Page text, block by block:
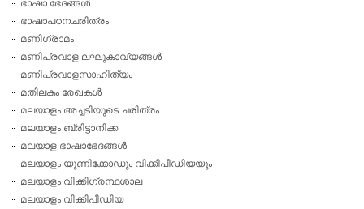
ഭാഷാ ഭേദങ്ങള്‍
ഭാഷാപഠനചരിത്രം
മണിഗ്രാമം
മണിപ്രവാള ലഘുകാവ്യങ്ങള്‍
മണിപ്രവാളസാഹിത്യം
മതിലകം രേഖകള്‍
മലയാളം അച്ചടിയുടെ ചരിത്രം
മലയാളം ബ്രിട്ടാനിക്ക
മലയാള ഭാഷാഭേദങ്ങള്‍
മലയാളം യൂണിക്കോഡും വിക്കീപീഡിയയും
മലയാളം വിക്കിഗ്രന്ഥശാല
മലയാളം വിക്കിപീഡിയ